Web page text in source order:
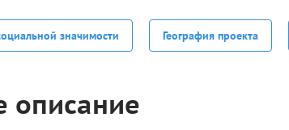
значимости География проекта
описание